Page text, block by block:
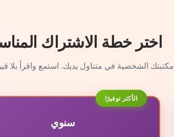
اختر خطة الاشتراك
مكتبتك الشخصية في متناول يديك. استمع واقرأ بلا
الأكثر توفيرًا
سنوي